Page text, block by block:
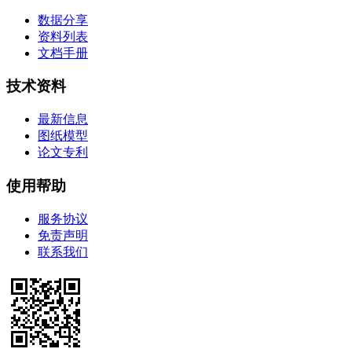
数据分享
资料列表
文档手册
技术资料
最新信息
图纸模型
论文专利
使用帮助
服务协议
免责声明
联系我们